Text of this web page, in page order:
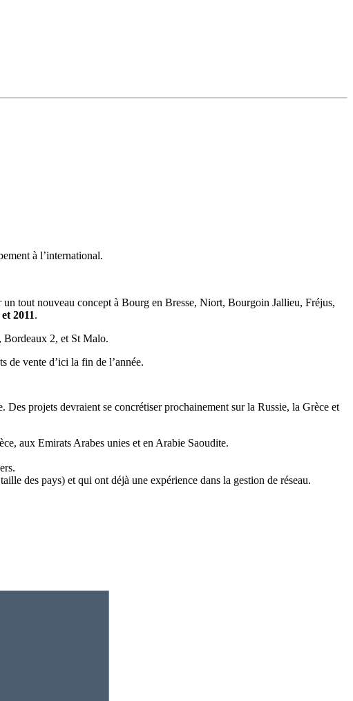
à l’international.
tout nouveau concept à Bourg en Bresse, Niort, Bourgoin Jallieu, Fréjus,
2011.
Bordeaux 2, et St Malo.
de vente d’ici la fin de l’année.
projets devraient se concrétiser prochainement sur la Russie, la Grèce et
aux Emirats Arabes unies et en Arabie Saoudite.
des pays) et qui ont déjà une expérience dans la gestion de réseau.